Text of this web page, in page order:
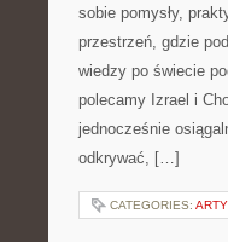
sobie pomysły,
przestrzeń, gdzie
wiedzy po świecie
polecamy Izrael i
jednocześnie
odkrywać, […]
CATEGORIES: